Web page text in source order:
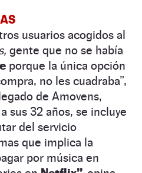
usuarios acogidos al
gente que no se había
porque la única opción
no les cuadraba”,
de Amovens,
sus 32 años, se incluye
del servicio
que implica la
por música en